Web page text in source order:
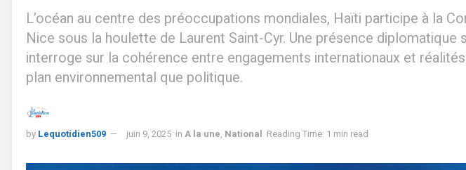
L’océan au centre des préoccupations mondiales, Haïti participe à la
Nice sous la houlette de Laurent Saint-Cyr. Une présence diplomatique
interroge sur la cohérence entre engagements internationaux et
plan environnemental que politique.
by Lequotidien509 juin 9, 2025 in A la une, National Reading Time: 1 min read